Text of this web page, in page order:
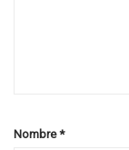
Nombre*